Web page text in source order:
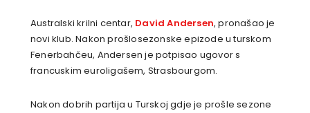
Australski krilni centar, David Andersen, pronašao je
novi klub. Nakon prošlosezonske epizode u turskom
Fenerbahčeu, Andersen je potpisao ugovor s
francuskim euroligašem, Strasbourgom.
Nakon dobrih partija u Turskoj gdje je prošle sezone